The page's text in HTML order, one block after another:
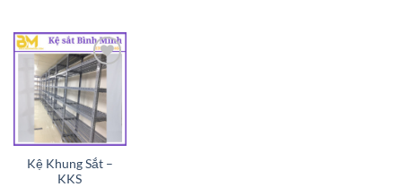
Add to
wishlist
Kệ Khung Sắt –
KKS